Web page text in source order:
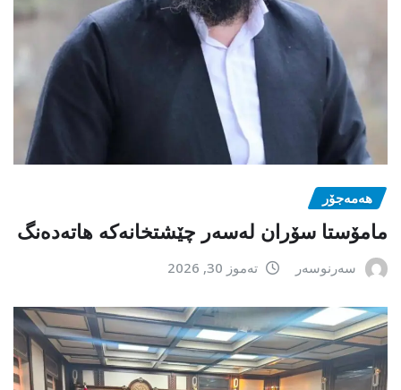
هەمەجۆر
مامۆستا سۆران لەسەر چێشتخانەكە هاتەدەنگ
سەرنوسەر تەموز 30, 2026